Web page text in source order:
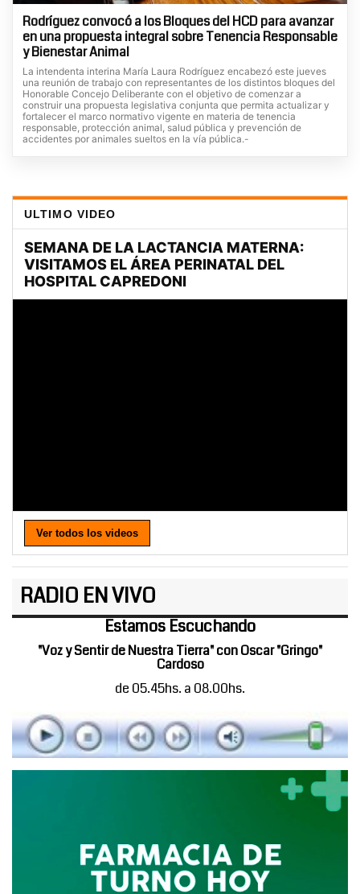
Rodríguez convocó a los Bloques del HCD para avanzar
en una propuesta integral sobre Tenencia Responsable
y Bienestar Animal
La intendenta interina María Laura Rodríguez encabezó este jueves
una reunión de trabajo con representantes de los distintos bloques del
Honorable Concejo Deliberante con el objetivo de comenzar a
construir una propuesta legislativa conjunta que permita actualizar y
fortalecer el marco normativo vigente en materia de tenencia
responsable, protección animal, salud pública y prevención de
accidentes por animales sueltos en la vía pública.-
ULTIMO VIDEO
Ver todos los videos
RADIO EN VIVO
Estamos Escuchando
"Voz y Sentir de Nuestra Tierra" con Oscar "Gringo"
Cardoso
de 05.45hs. a 08.00hs.